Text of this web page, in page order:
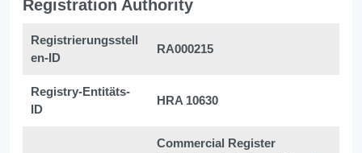
Registration Authority
Registrierungsstell
en-ID
RA000215
Registry-Entitäts-
ID
HRA 10630
Commercial Register